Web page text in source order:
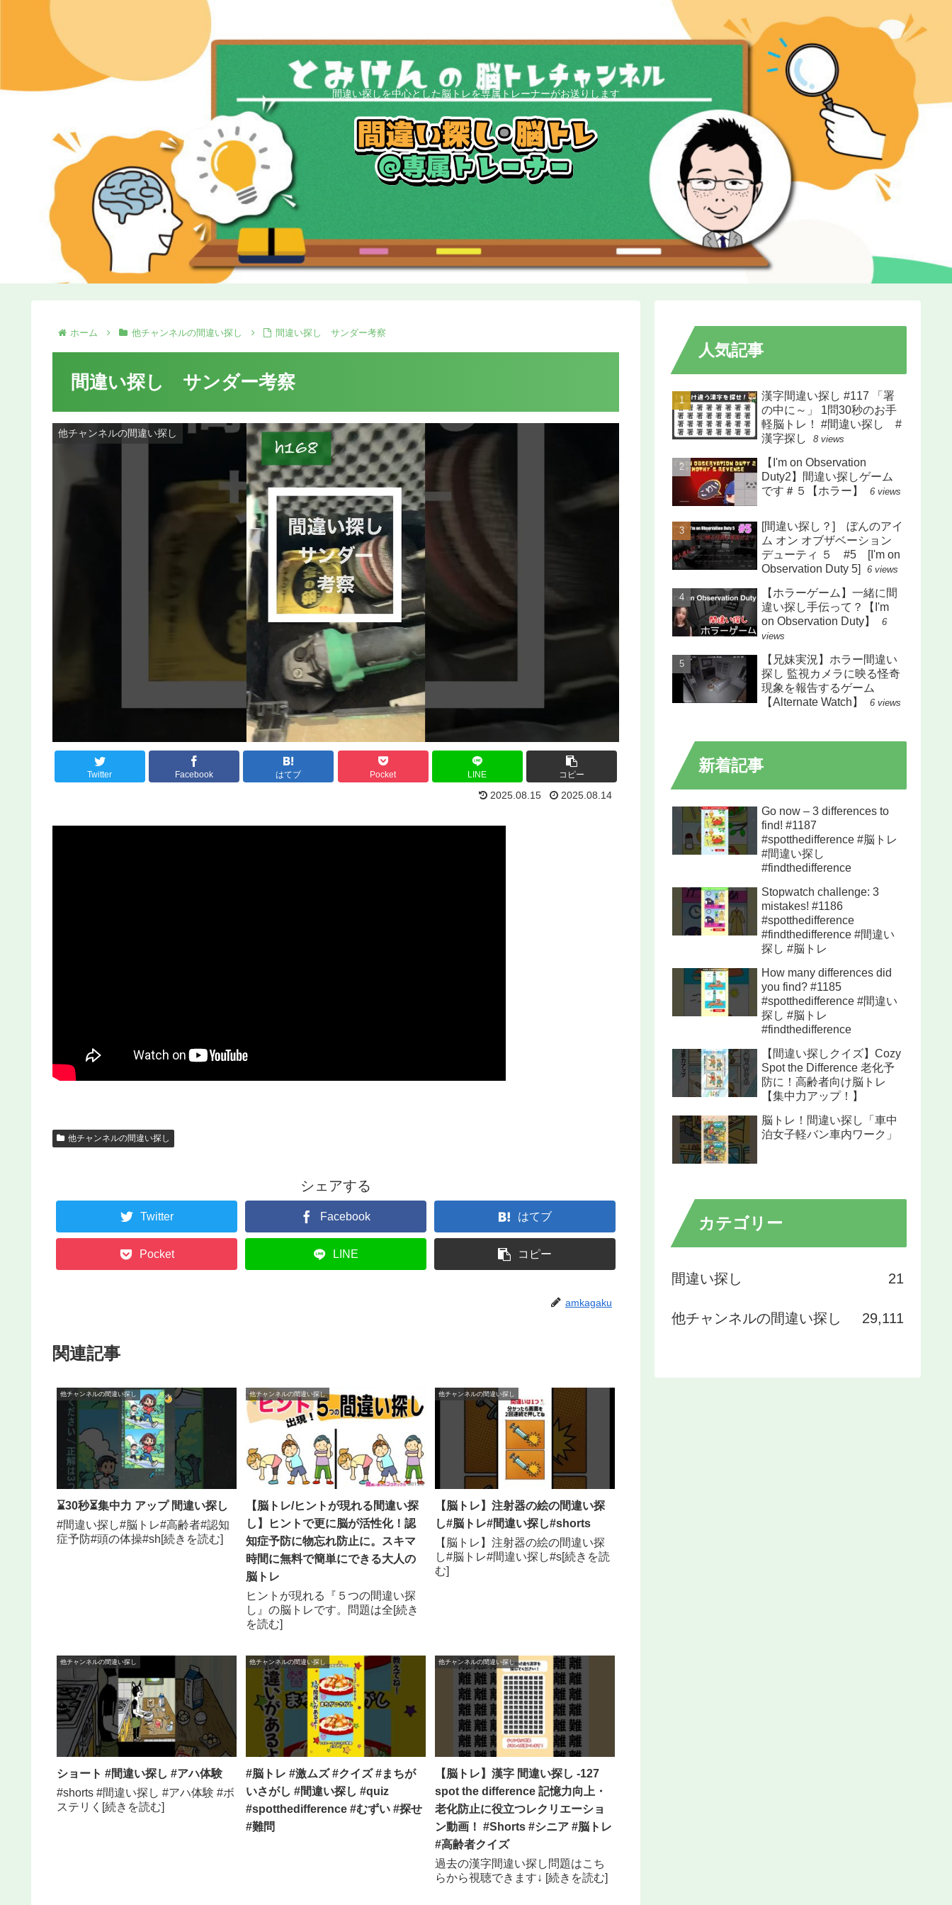
間違い探しを中心とした脳トレを専属トレーナーがお送りします
ホーム 他チャンネルの間違い探し 間違い探し サンダー考察
間違い探し サンダー考察
他チャンネルの間違い探し
Twitter Facebook はてブ Pocket LINE コピー
2025.08.15 2025.08.14
他チャンネルの間違い探し
シェアする
Twitter Facebook はてブ
Pocket LINE コピー
amkagaku
関連記事
他チャンネルの間違い探し
⌛30秒⏳集中力 アップ 間違い探し
#間違い探し#脳トレ#高齢者#認知
症予防#頭の体操#sh[続きを読む]
他チャンネルの間違い探し
【脳トレ/ヒントが現れる間違い探
し】ヒントで更に脳が活性化！認
知症予防に物忘れ防止に。スキマ
時間に無料で簡単にできる大人の
脳トレ
ヒントが現れる『５つの間違い探
し』の脳トレです。問題は全[続き
を読む]
他チャンネルの間違い探し
【脳トレ】注射器の絵の間違い探
し#脳トレ#間違い探し#shorts
【脳トレ】注射器の絵の間違い探
し#脳トレ#間違い探し#s[続きを読
む]
他チャンネルの間違い探し
ショート #間違い探し #アハ体験
#shorts #間違い探し #アハ体験 #ボ
ステリく[続きを読む]
他チャンネルの間違い探し
#脳トレ #激ムズ #クイズ #まちが
いさがし #間違い探し #quiz
#spotthedifference #むずい #探せ
#難問
他チャンネルの間違い探し
【脳トレ】漢字 間違い探し -127
spot the difference 記憶力向上・
老化防止に役立つレクリエーショ
ン動画！ #Shorts #シニア #脳トレ
#高齢者クイズ
過去の漢字間違い探し問題はこち
らから視聴できます↓ [続きを読む]
人気記事
漢字間違い探し #117 「署
の中に～」 1問30秒のお手
軽脳トレ！ #間違い探し #
漢字探し
8 views
【I'm on Observation
Duty2】間違い探しゲーム
です＃５【ホラー】
6 views
[間違い探し？] ぼんのアイ
ム オン オブザベーション
デューティ ５ #5 [I'm on
Observation Duty 5]
6 views
【ホラーゲーム】一緒に間
違い探し手伝って？【I'm
on Observation Duty】
6
views
【兄妹実況】ホラー間違い
探し 監視カメラに映る怪奇
現象を報告するゲーム
【Alternate Watch】
6 views
新着記事
Go now – 3 differences to
find! #1187
#spotthedifference #脳トレ
#間違い探し
#findthedifference
Stopwatch challenge: 3
mistakes! #1186
#spotthedifference
#findthedifference #間違い
探し #脳トレ
How many differences did
you find? #1185
#spotthedifference #間違い
探し #脳トレ
#findthedifference
【間違い探しクイズ】Cozy
Spot the Difference 老化予
防に！高齢者向け脳トレ
【集中力アップ！】
脳トレ！間違い探し「車中
泊女子軽バン車内ワーク」
カテゴリー
間違い探し 21
他チャンネルの間違い探し 29,111